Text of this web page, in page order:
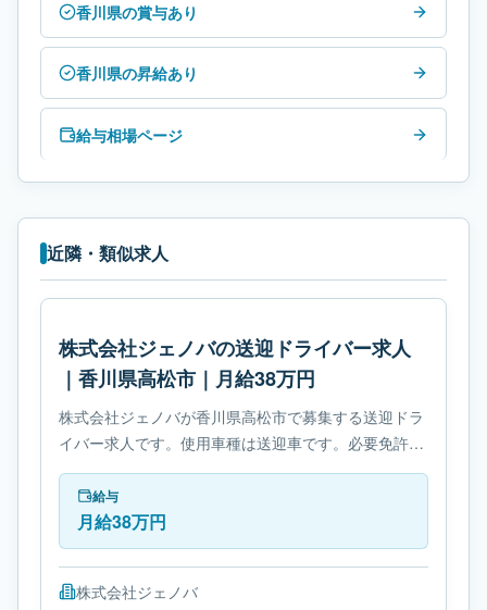
香川県の賞与あり
香川県の昇給あり
給与相場ページ
近隣・類似求人
株式会社ジェノバの送迎ドライバー求人
｜香川県高松市｜月給38万円
株式会社ジェノバが香川県高松市で募集する送迎ドラ
イバー求人です。使用車種は送迎車です。必要免許
は- 免許取得制度ありです。
給与
月給38万円
株式会社ジェノバ